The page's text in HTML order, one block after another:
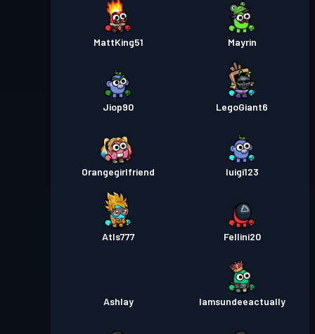
Bojový pas Úroveň 2
MattKing51 Mayrin
Jiop90 LegoGiant6
Orangegirlfriend luigi123
Atls777 Fellini20
Ashlay Iamsundeeactually